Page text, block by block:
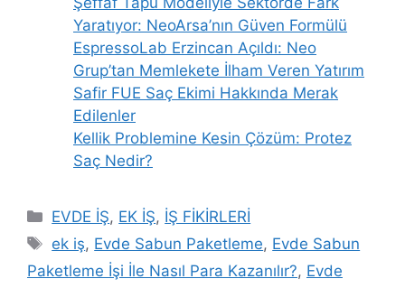
Yaratıyor: NeoArsa’nın Güven Formülü
EspressoLab Erzincan Açıldı: Neo
Grup’tan Memlekete İlham Veren Yatırım
Safir FUE Saç Ekimi Hakkında Merak
Edilenler
Kellik Problemine Kesin Çözüm: Protez
Saç Nedir?
Kategoriler
EVDE İŞ, EK İŞ, İŞ FİKİRLERİ
Etiketler
ek iş, Evde Sabun Paketleme, Evde Sabun
Paketleme İşi İle Nasıl Para Kazanılır?, Evde